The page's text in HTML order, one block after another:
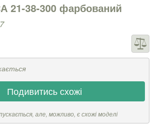
21-38-300 фарбований
Подивитись схожі
але, можливо, є схожі моделі